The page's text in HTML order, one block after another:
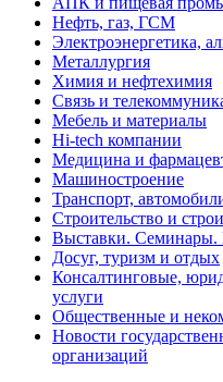
Нефть, газ, ГСМ
Электроэнергетика,
Металлургия
Химия и нефтехимия
Связь и
Мебель и материалы
Hi-tech компании
Медицина и
Машиностроение
Транспорт,
Строительство и
Выставки. Семинары.
Досуг, туризм и отдых
Консалтинговые,
услуги
Общественные и
Новости
организаций